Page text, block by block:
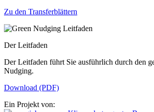
Zu den Transferblättern
Der Leitfaden
Der Leitfaden führt Sie ausführlich durch den
Nudging.
Download (PDF)
Ein Projekt von: